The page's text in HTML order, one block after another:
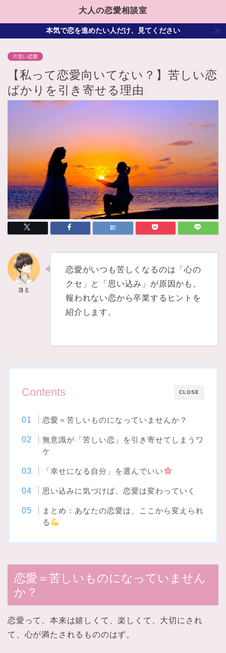
大人の恋愛相談室
本気で恋を進めたい人だけ、見てください
片思い恋愛
【私って恋愛向いてない？】苦しい恋
ばかりを引き寄せる理由
恋愛がいつも苦しくなるのは「心の
クセ」と「思い込み」が原因かも。
報われない恋から卒業するヒントを
紹介します。
CLOSE
Contents
恋愛＝苦しいものになっていませんか？
無意識が「苦しい恋」を引き寄せてしまうワ
ケ
「幸せになる自分」を選んでいい
思い込みに気づけば、恋愛は変わっていく
まとめ：あなたの恋愛は、ここから変えられ
る
恋愛＝苦しいものになっていません
か？
恋愛って、本来は嬉しくて、楽しくて、大切にされ
て、心が満たされるもののはず。